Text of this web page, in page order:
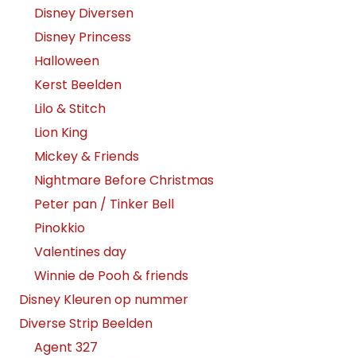
Disney Diversen
Disney Princess
Halloween
Kerst Beelden
Lilo & Stitch
Lion King
Mickey & Friends
Nightmare Before Christmas
Peter pan / Tinker Bell
Pinokkio
Valentines day
Winnie de Pooh & friends
Disney Kleuren op nummer
Diverse Strip Beelden
Agent 327